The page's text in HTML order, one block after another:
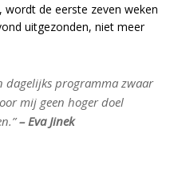
wordt de eerste zeven weken
uitgezonden, niet meer
dagelijks programma zwaar
mij geen hoger doel
– Eva Jinek